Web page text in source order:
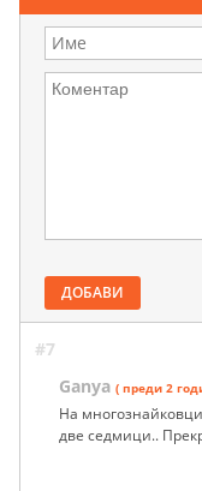
ДОБАВИ
#7
Ganya ( преди 2
На
две седмици..